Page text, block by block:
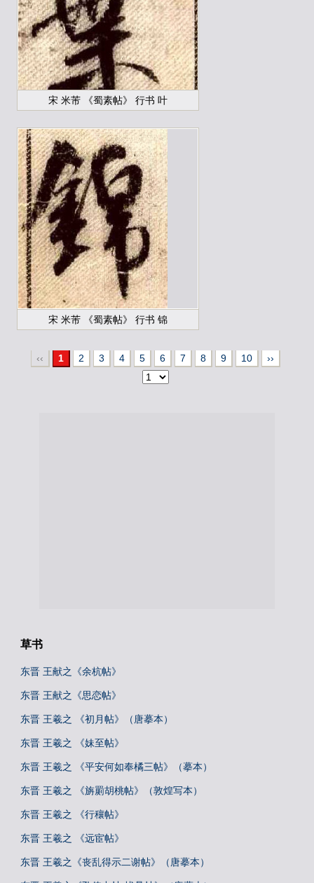
宋 米芾 《蜀素帖》 行书 叶
宋 米芾 《蜀素帖》 行书 锦
‹‹ 1 2 3 4 5 6 7 8 9 10 ››
草书
东晋 王献之《余杭帖》
东晋 王献之《思恋帖》
东晋 王羲之 《初月帖》（唐摹本）
东晋 王羲之 《妹至帖》
东晋 王羲之 《平安何如奉橘三帖》（摹本）
东晋 王羲之 《旃罽胡桃帖》（敦煌写本）
东晋 王羲之 《行穰帖》
东晋 王羲之 《远宦帖》
东晋 王羲之《丧乱得示二谢帖》（唐摹本）